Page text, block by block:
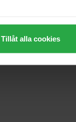
Tillåt alla cookies